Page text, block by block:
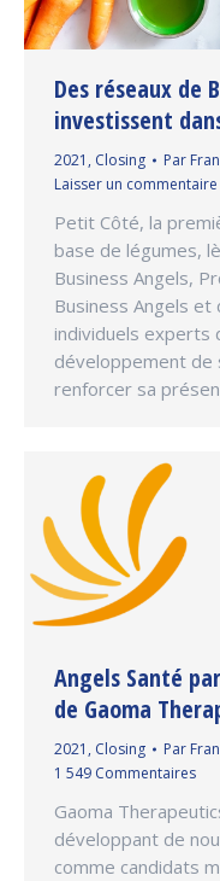
Des réseaux de
investissent
2021 , Closing Par
Laisser un commentaire
Petit Côté, la
base de légumes,
Business Angels,
Business Angels et
individuels experts
développement
renforcer sa
Angels Santé
de Gaoma
2021 , Closing Par
1 549 Commentaires
Gaoma
développant de
comme candidats